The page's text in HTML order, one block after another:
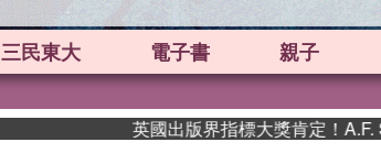
三民東大 電子書 親子
英國出版界指標大獎肯定！A.F.